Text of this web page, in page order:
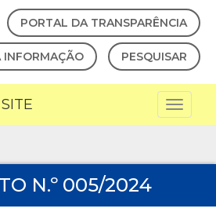
PORTAL DA TRANSPARÊNCIA
INFORMAÇÃO PESQUISAR
N.º 005/2024